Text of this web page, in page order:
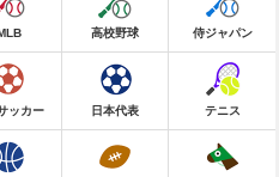
高校野球 侍ジャパン
ッカー 日本代表 テニス